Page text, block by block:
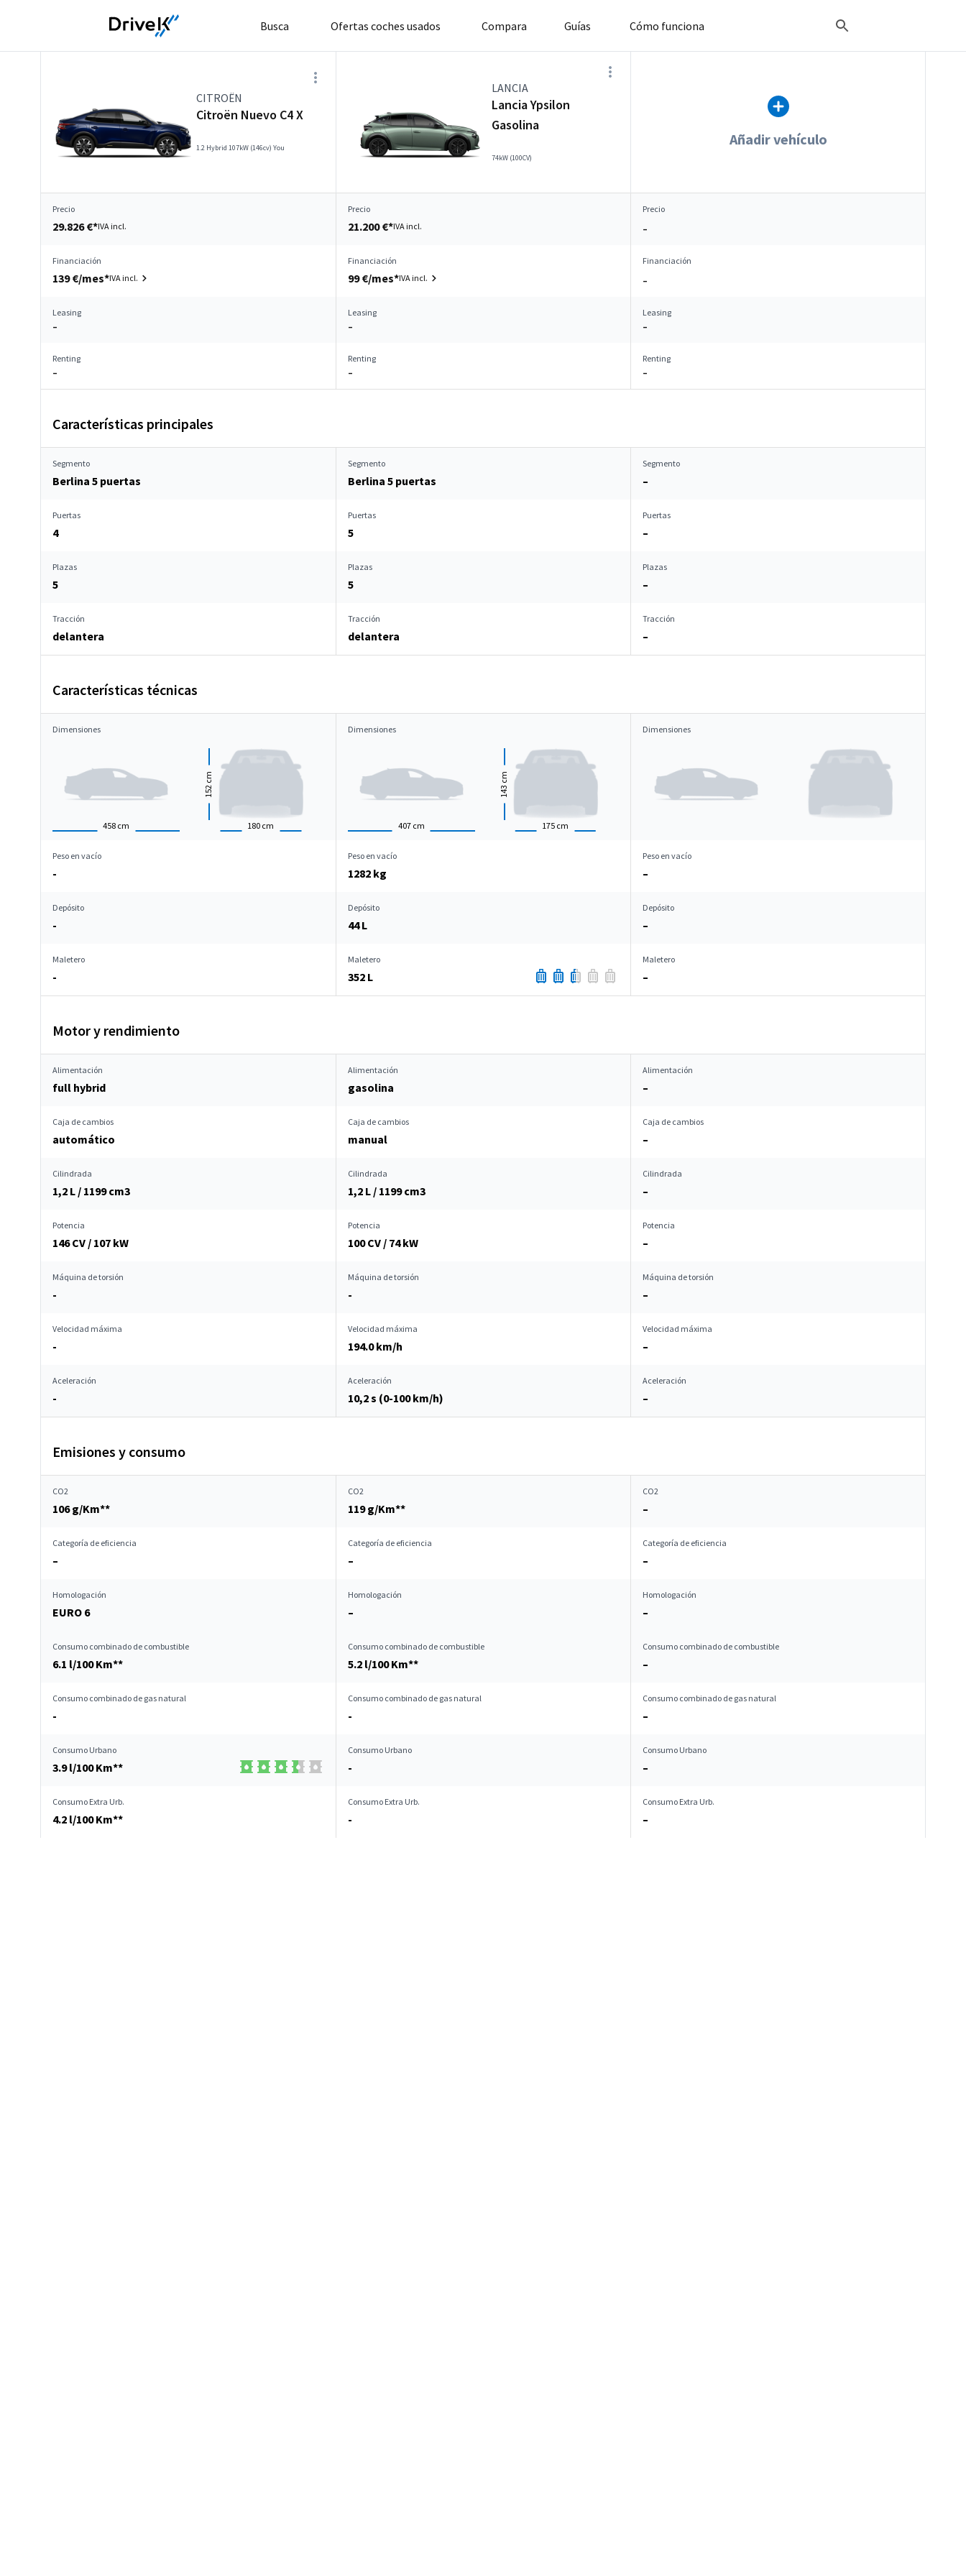
Busca Ofertas coches usados Compara Guías Cómo funciona
CITROËN
Citroën Nuevo C4 X
1.2 Hybrid 107kW (146cv) You
LANCIA
Lancia Ypsilon
Gasolina
74kW (100CV)
Añadir vehículo
Precio
29.826 €*IVA incl.
Precio
21.200 €*IVA incl.
Precio
–
Financiación
139 €/mes*IVA incl.
Financiación
99 €/mes*IVA incl.
Financiación
–
Leasing
–
Leasing
–
Leasing
–
Renting
–
Renting
–
Renting
–
Características principales
Segmento
Berlina 5 puertas
Segmento
Berlina 5 puertas
Segmento
–
Puertas
4
Puertas
5
Puertas
–
Plazas
5
Plazas
5
Plazas
–
Tracción
delantera
Tracción
delantera
Tracción
–
Características técnicas
Dimensiones
458 cm 180 cm
152
cm
Dimensiones
407 cm 175 cm
143
cm
Dimensiones
Peso en vacío
-
Peso en vacío
1282 kg
Peso en vacío
–
Depósito
-
Depósito
44 L
Depósito
–
Maletero
-
Maletero
352 L
Maletero
–
Motor y rendimiento
Alimentación
full hybrid
Alimentación
gasolina
Alimentación
–
Caja de cambios
automático
Caja de cambios
manual
Caja de cambios
–
Cilindrada
1,2 L / 1199 cm3
Cilindrada
1,2 L / 1199 cm3
Cilindrada
–
Potencia
146 CV / 107 kW
Potencia
100 CV / 74 kW
Potencia
–
Máquina de torsión
-
Máquina de torsión
-
Máquina de torsión
–
Velocidad máxima
-
Velocidad máxima
194.0 km/h
Velocidad máxima
–
Aceleración
-
Aceleración
10,2 s (0-100 km/h)
Aceleración
–
Emisiones y consumo
CO2
106 g/Km**
CO2
119 g/Km**
CO2
–
Categoría de eficiencia
–
Categoría de eficiencia
–
Categoría de eficiencia
–
Homologación
EURO 6
Homologación
–
Homologación
–
Consumo combinado de combustible
6.1 l/100 Km**
Consumo combinado de combustible
5.2 l/100 Km**
Consumo combinado de combustible
–
Consumo combinado de gas natural
-
Consumo combinado de gas natural
-
Consumo combinado de gas natural
–
Consumo Urbano
3.9 l/100 Km**
Consumo Urbano
-
Consumo Urbano
–
Consumo Extra Urb.
4.2 l/100 Km**
Consumo Extra Urb.
-
Consumo Extra Urb.
–